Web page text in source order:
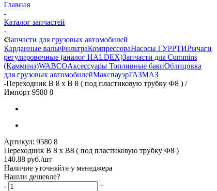
Главная
-
Каталог запчастей
-
Запчасти для грузовых автомобилей
Карданные валыФильтраКомпрессораНасосы ГУРРТИРычаги
регулировочные (аналог HALDEX)Запчасти для Cummins
(Камминз)WABCOАксессуары Топливные бакиОблицовка
для грузовых автомобилейМакспауэрГАЗМАЗ
-Переходник В 8 х В 8 ( под пластиковую трубку Ф8 ) /
Импорт 9580 8
Артикул: 9580 8
Переходник В 8 х В8 ( под пластиковую трубку Ф8 )
140.88 руб./шт
Наличие уточняйте у менеджера
Нашли дешевле?
-
+